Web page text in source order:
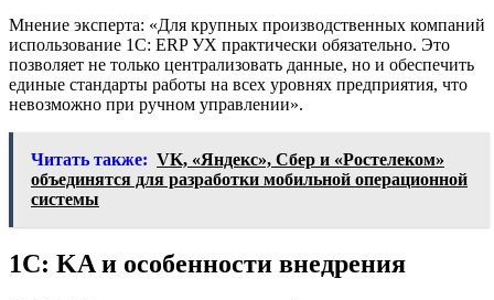
Мнение эксперта: «Для крупных производственных компаний
использование 1С: ERP УХ практически обязательно. Это
позволяет не только централизовать данные, но и обеспечить
единые стандарты работы на всех уровнях предприятия, что
невозможно при ручном управлении».
Читать также: VK, «Яндекс», Сбер и «Ростелеком»
объединятся для разработки мобильной операционной
системы
1С: KA и особенности внедрения